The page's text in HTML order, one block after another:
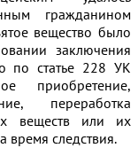
гражданином
вещество было
заключения
по статье 228 УК
приобретение,
переработка
веществ или их
время следствия.